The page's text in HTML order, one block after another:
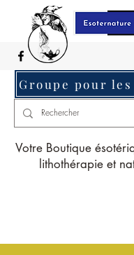
Votre Boutique
lithothérapie et